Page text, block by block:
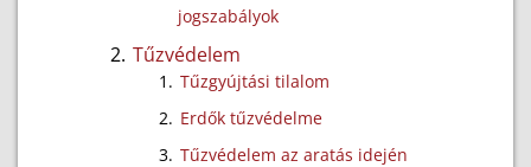
jogszabályok
Tűzvédelem
Tűzgyújtási tilalom
Erdők tűzvédelme
Tűzvédelem az aratás idején